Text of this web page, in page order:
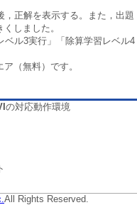
，正解を表示する。また，出題
しました。
ベル3実行」「除算学習レベル4
（無料）です。
の対応動作環境
All Rights Reserved.